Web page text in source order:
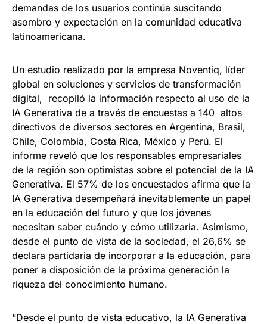
demandas de los usuarios continúa suscitando
asombro y expectación en la comunidad educativa
latinoamericana.
Un estudio realizado por la empresa Noventiq, líder
global en soluciones y servicios de transformación
digital, recopiló la información respecto al uso de la
IA Generativa de a través de encuestas a 140 altos
directivos de diversos sectores en Argentina, Brasil,
Chile, Colombia, Costa Rica, México y Perú. El
informe reveló que los responsables empresariales
de la región son optimistas sobre el potencial de la IA
Generativa. El 57% de los encuestados afirma que la
IA Generativa desempeñará inevitablemente un papel
en la educación del futuro y que los jóvenes
necesitan saber cuándo y cómo utilizarla. Asimismo,
desde el punto de vista de la sociedad, el 26,6% se
declara partidaria de incorporar a la educación, para
poner a disposición de la próxima generación la
riqueza del conocimiento humano.
“Desde el punto de vista educativo, la IA Generativa